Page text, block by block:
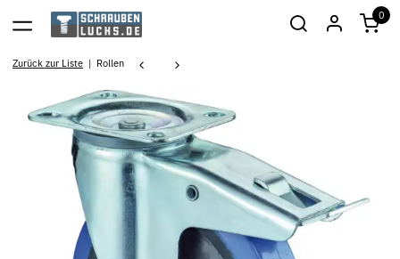
0
Zurück zur Liste Rollen